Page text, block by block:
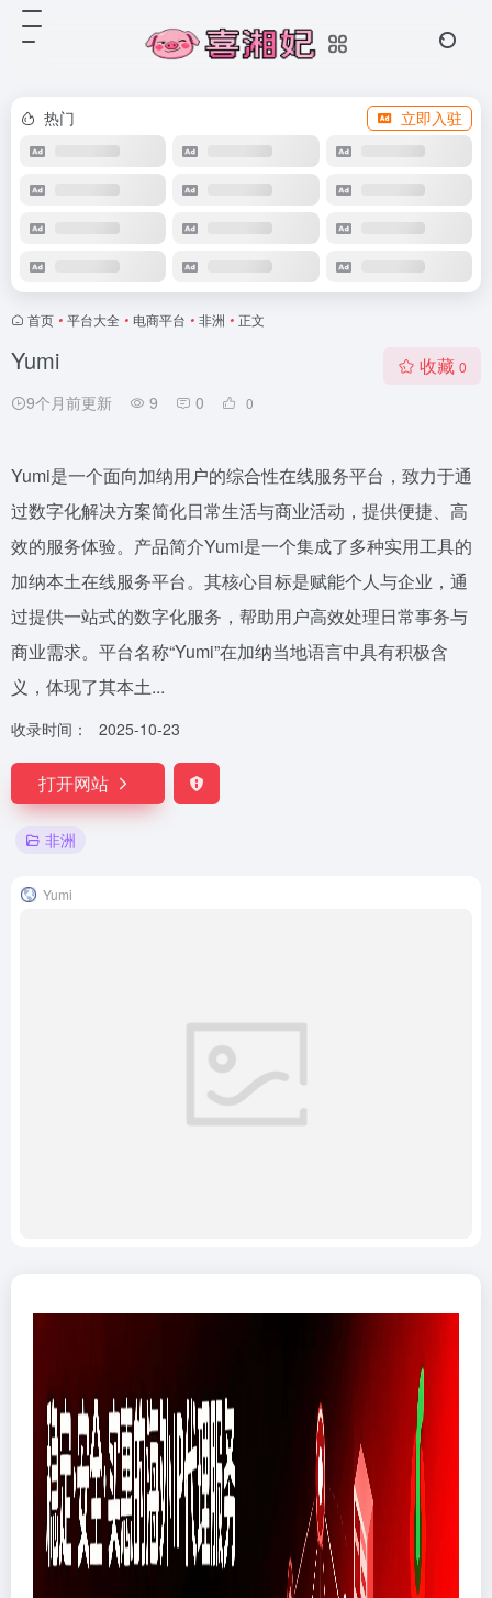
热门 立即入驻
首页 • 平台大全 • 电商平台 • 非洲 • 正文
Yumi
9个月前更新 9 0 0
收藏 0
Yumi是一个面向加纳用户的综合性在线服务平台，致力于通
过数字化解决方案简化日常生活与商业活动，提供便捷、高
效的服务体验。产品简介Yumi是一个集成了多种实用工具的
加纳本土在线服务平台。其核心目标是赋能个人与企业，通
过提供一站式的数字化服务，帮助用户高效处理日常事务与
商业需求。平台名称“Yumi”在加纳当地语言中具有积极含
义，体现了其本土...
收录时间： 2025-10-23
打开网站
非洲
Yumi